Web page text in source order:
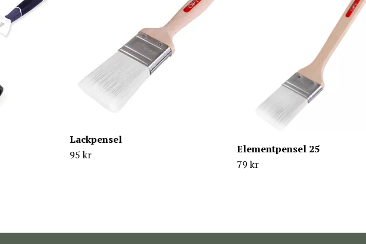
Lackpensel
95 kr
Elementpensel 25
79 kr